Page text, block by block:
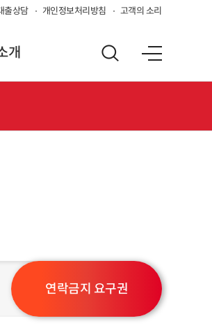
출상담 개인정보처리방침 고객의 소리
개
연락금지 요구권